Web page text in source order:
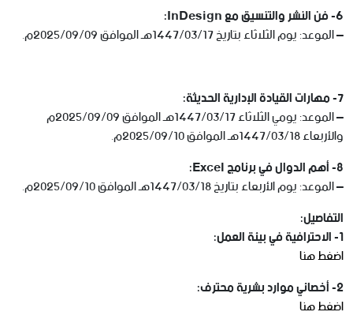
6- فن النشر والتنسيق مع InDesign:
– الموعد: يوم الثلاثاء بتاريخ 1447/03/17هـ الموافق 2025/09/09م.
7- مهارات القيادة الإدارية الحديثة:
– الموعد: يومي الثلاثاء 1447/03/17هـ الموافق 2025/09/09م
والأربعاء 1447/03/18هـ الموافق 2025/09/10م.
8- أهم الدوال في برنامج Excel:
– الموعد: يوم الأربعاء بتاريخ 1447/03/18هـ الموافق 2025/09/10م.
التفاصيل:
1- الاحترافية في بيئة العمل:
اضغط هنا
2- أخصائي موارد بشرية محترف:
اضغط هنا